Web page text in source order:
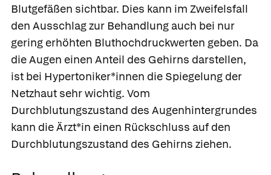
Blutgefäßen sichtbar. Dies kann im Zweifelsfall
den Ausschlag zur Behandlung auch bei nur
gering erhöhten Bluthochdruckwerten geben. Da
die Augen einen Anteil des Gehirns darstellen,
ist bei Hypertoniker*innen die Spiegelung der
Netzhaut sehr wichtig. Vom
Durchblutungszustand des Augenhintergrundes
kann die Ärzt*in einen Rückschluss auf den
Durchblutungszustand des Gehirns ziehen.